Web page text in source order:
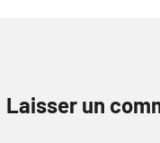
Laisser un